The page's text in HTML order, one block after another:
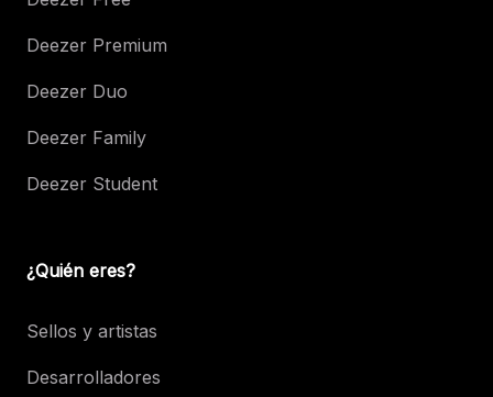
Deezer Premium
Deezer Duo
Deezer Family
Deezer Student
¿Quién eres?
Sellos y artistas
Desarrolladores